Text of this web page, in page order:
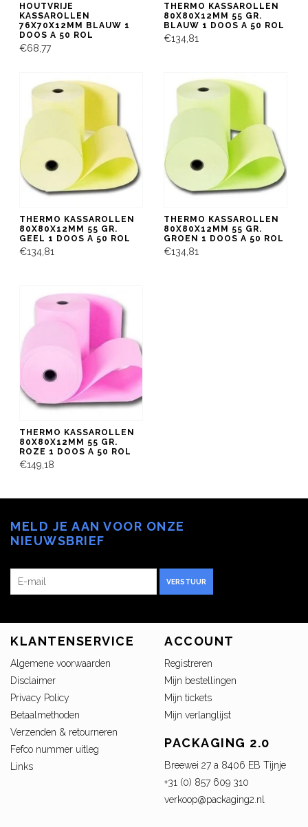
HOUTVRIJE
KASSAROLLEN
76X70X12MM BLAUW 1
DOOS A 50 ROL
€68,77
THERMO KASSAROLLEN
80X80X12MM 55 GR.
BLAUW 1 DOOS A 50 ROL
€134,81
THERMO KASSAROLLEN
80X80X12MM 55 GR.
GEEL 1 DOOS A 50 ROL
€134,81
THERMO KASSAROLLEN
80X80X12MM 55 GR.
GROEN 1 DOOS A 50 ROL
€134,81
THERMO KASSAROLLEN
80X80X12MM 55 GR.
ROZE 1 DOOS A 50 ROL
€149,18
MELD JE AAN VOOR ONZE
NIEUWSBRIEF
VERSTUUR
KLANTENSERVICE
Algemene voorwaarden
Disclaimer
Privacy Policy
Betaalmethoden
Verzenden & retourneren
Fefco nummer uitleg
Links
ACCOUNT
Registreren
Mijn bestellingen
Mijn tickets
Mijn verlanglijst
PACKAGING 2.0
Breewei 27 a 8406 EB Tijnje
+31 (0) 857 609 310
verkoop@packaging2.nl